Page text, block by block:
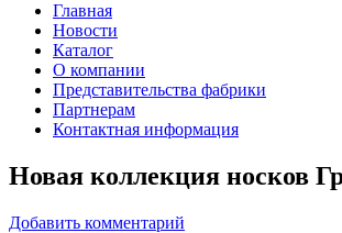
Главная
Новости
Каталог
О компании
Представительства фабрики
Партнерам
Контактная информация
Новая коллекция носков
Добавить комментарий